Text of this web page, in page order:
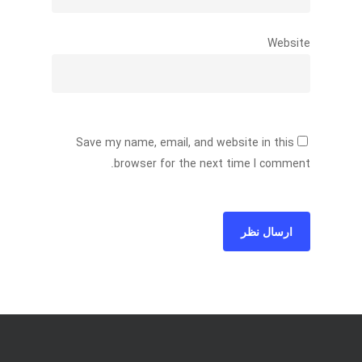
Website
Save my name, email, and website in this
browser for the next time I comment.